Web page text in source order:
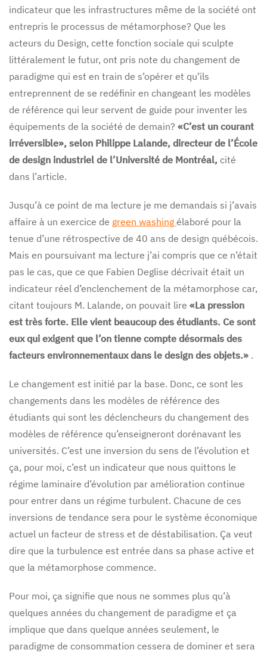
indicateur que les infrastructures même de la société ont
entrepris le processus de métamorphose? Que les
acteurs du Design, cette fonction sociale qui sculpte
littéralement le futur, ont pris note du changement de
paradigme qui est en train de s’opérer et qu’ils
entreprennent de se redéfinir en changeant les modèles
de référence qui leur servent de guide pour inventer les
équipements de la société de demain? «C’est un courant
irréversible», selon Philippe Lalande, directeur de l’École
de design industriel de l’Université de Montréal, cité
dans l’article.
Jusqu’à ce point de ma lecture je me demandais si j’avais
affaire à un exercice de green washing élaboré pour la
tenue d’une rétrospective de 40 ans de design québécois.
Mais en poursuivant ma lecture j’ai compris que ce n’était
pas le cas, que ce que Fabien Deglise décrivait était un
indicateur réel d’enclenchement de la métamorphose car,
citant toujours M. Lalande, on pouvait lire «La pression
est très forte. Elle vient beaucoup des étudiants. Ce sont
eux qui exigent que l’on tienne compte désormais des
facteurs environnementaux dans le design des objets.» .
Le changement est initié par la base. Donc, ce sont les
changements dans les modèles de référence des
étudiants qui sont les déclencheurs du changement des
modèles de référence qu’enseigneront dorénavant les
universités. C’est une inversion du sens de l’évolution et
ça, pour moi, c’est un indicateur que nous quittons le
régime laminaire d’évolution par amélioration continue
pour entrer dans un régime turbulent. Chacune de ces
inversions de tendance sera pour le système économique
actuel un facteur de stress et de déstabilisation. Ça veut
dire que la turbulence est entrée dans sa phase active et
que la métamorphose commence.
Pour moi, ça signifie que nous ne sommes plus qu’à
quelques années du changement de paradigme et ça
implique que dans quelque années seulement, le
paradigme de consommation cessera de dominer et sera